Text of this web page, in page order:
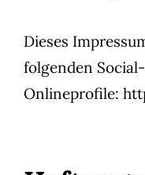
Dieses
folgenden
Onlineprofile: